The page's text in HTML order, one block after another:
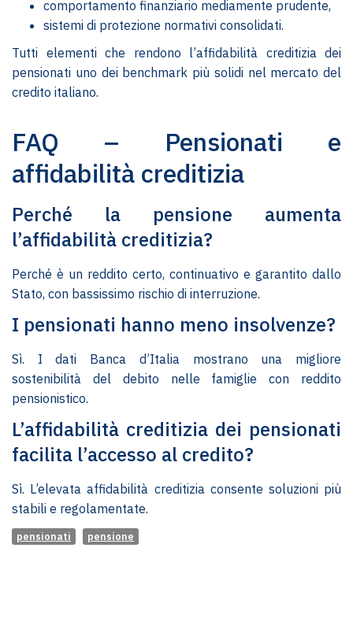
comportamento finanziario mediamente prudente,
sistemi di protezione normativi consolidati.
Tutti elementi che rendono l’affidabilità creditizia dei
pensionati uno dei benchmark più solidi nel mercato del
credito italiano.
FAQ – Pensionati e
affidabilità creditizia
Perché la pensione aumenta
l’affidabilità creditizia?
Perché è un reddito certo, continuativo e garantito dallo
Stato, con bassissimo rischio di interruzione.
I pensionati hanno meno insolvenze?
Sì. I dati Banca d’Italia mostrano una migliore
sostenibilità del debito nelle famiglie con reddito
pensionistico.
L’affidabilità creditizia dei pensionati
facilita l’accesso al credito?
Sì. L’elevata affidabilità creditizia consente soluzioni più
stabili e regolamentate.
pensionati pensione